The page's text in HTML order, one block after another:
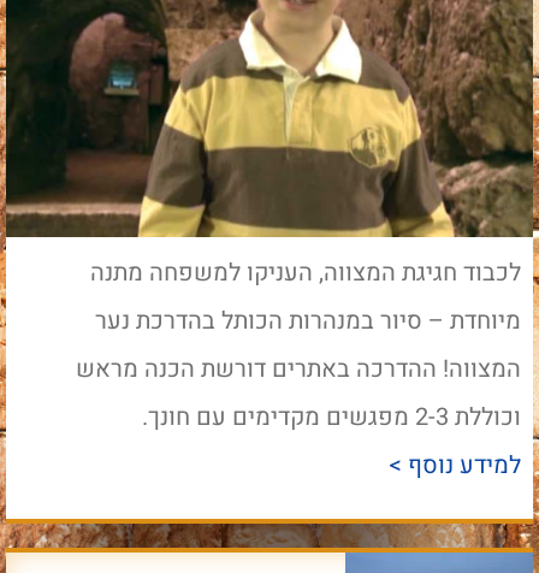
לכבוד חגיגת המצווה, העניקו למשפחה מתנה
מיוחדת – סיור במנהרות הכותל בהדרכת נער
המצווה! ההדרכה באתרים דורשת הכנה מראש
וכוללת 2-3 מפגשים מקדימים עם חונך.
למידע נוסף >